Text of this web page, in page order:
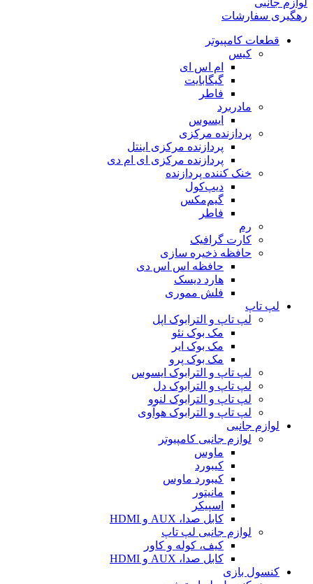
رهگیری سفارشات
قطعات کامپیوتر
کیس
ام اس ای
گیگابایت
فاطر
مادربرد
ایسوس
پردازنده مرکزی
پردازنده مرکزی اینتل
پردازنده مرکزی ای ام دی
خنک کننده پردازنده
دیپ‌کول
گیم‌مکس
فاطر
رم
کارت گرافیک
حافظه ذخیره سازی
حافظه اس اس دی
هارد دیسک
فلش مموری
لپ تاپ
لپ تاپ و الترابوک اپل
مک بوک نئو
مک بوک ایر
مک بوک پرو
لپ تاپ و الترابوک ایسوس
لپ تاپ و الترابوک دل
لپ تاپ و الترابوک لنوو
لپ تاپ و الترابوک هوآوی
لوازم جانبی
لوازم جانبی کامپیوتر
ماوس
کیبورد
کیبورد ماوس
مانیتور
اسپیکر
کابل صدا، AUX و HDMI
لوازم جانبی لپ تاپ
کیف، کوله و کاور
کابل صدا، AUX و HDMI
کنسول بازی